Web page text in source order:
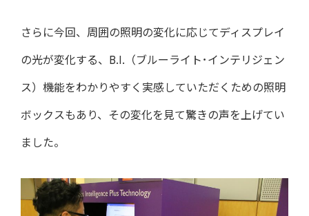
さらに今回、周囲の照明の変化に応じてディスプレイ
の光が変化する、B.I.（ブルーライト･インテリジェン
ス）機能をわかりやすく実感していただくための照明
ボックスもあり、その変化を見て驚きの声を上げてい
ました。